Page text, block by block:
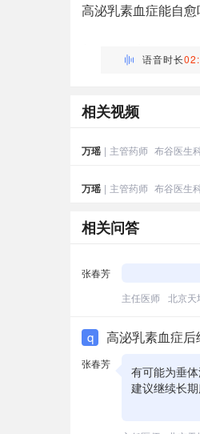
高泌乳素血症能自愈
语音时长
相关视频
万瑶 | 主管药师 布谷医生
万瑶 | 主管药师 布谷医生
相关问答
张春芳
主任医师 北京天
q 高泌乳素血症
张春芳
有可能为垂
建议继续长